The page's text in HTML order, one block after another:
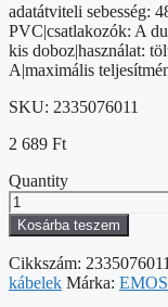
adatátviteli sebesség:
PVC|csatlakozók: A
kis doboz|használat:
A|maximális
SKU: 2335076011
2 689 Ft
Quantity
Töltő-
és
adatkábel
USB-
A
2.0
Kosárba teszem
Cikkszám: 2335076011
kábelek Márka: EMOS